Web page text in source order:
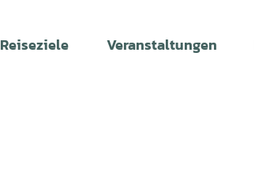
Reiseziele Veranstaltungen